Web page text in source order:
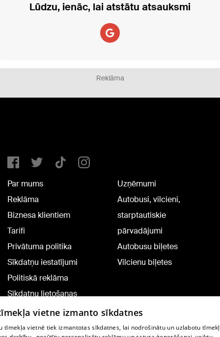
Lūdzu, ienāc, lai atstātu atsauksmi
Reklāma
Par mums
Reklāma
Biznesa klientiem
Tarifi
Privātuma politika
Sīkdatņu iestatījumi
Politiskā reklāma
Sīkdatņu lietošanas
noteikumi
Komentāru pievienošana
Uzņēmumi
Autobusi, vilcieni,
starptautiskie
pārvadājumi
Autobusu biļetes
Vilcienu biļetes
vietne izmanto sīkdatnes
tīmekļa vietnē tiek izmantotas sīkdatnes, lai nodrošinātu un uzlabotu